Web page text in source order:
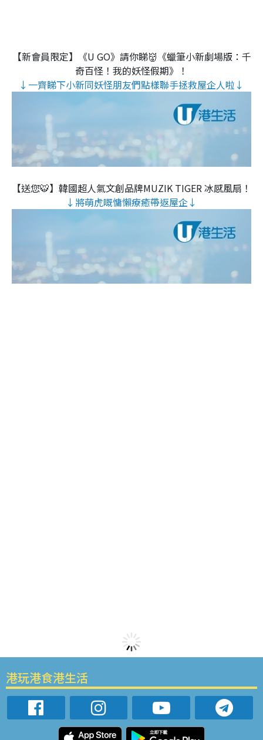
【新會員限定】《U GO》請你睇👹《蠟筆小新劇場版：千
奇百怪！我的妖怪假期》！
↓一齊睇下小新同妖怪朋友們點樣聯手拯救屋企人啦↓
【送您🐯】韓國超人氣文創品牌MUZIK TIGER 冰感風扇！
↓將萌虎嘅慵懶療癒帶返屋企↓
港玩港食港生活